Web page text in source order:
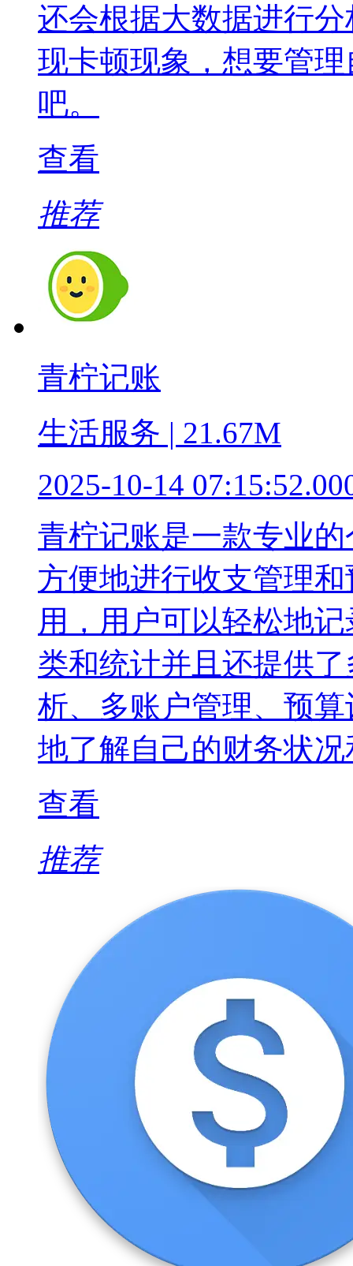
还会根据大数据进行
现卡顿现象，想要管
吧。
查看
推荐
青柠记账
生活服务 | 21.67M
2025-10-14
青柠记账是一款专业
方便地进行收支管理
用，用户可以轻松地
类和统计并且还提供
析、多账户管理、预
地了解自己的财务状
查看
推荐